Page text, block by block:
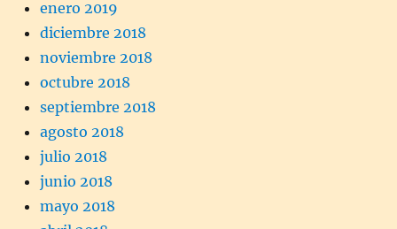
enero 2019
diciembre 2018
noviembre 2018
octubre 2018
septiembre 2018
agosto 2018
julio 2018
junio 2018
mayo 2018